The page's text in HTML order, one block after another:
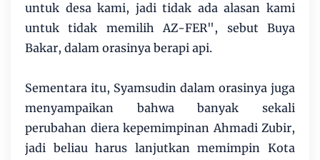
untuk desa kami, jadi tidak ada alasan kami
untuk tidak memilih AZ-FER", sebut Buya
Bakar, dalam orasinya berapi api.
Sementara itu, Syamsudin dalam orasinya juga
menyampaikan bahwa banyak sekali
perubahan diera kepemimpinan Ahmadi Zubir,
jadi beliau harus lanjutkan memimpin Kota